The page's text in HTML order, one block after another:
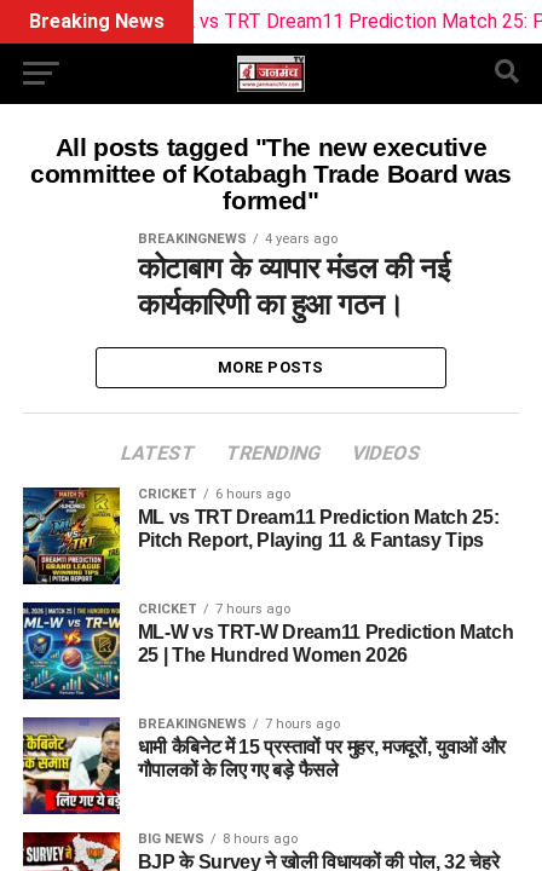
Breaking NewsML vs TRT Dream11 Prediction Match 25:
All posts tagged "The new executive
committee of Kotabagh Trade Board was
formed"
BREAKINGNEWS 4 years ago
कोटाबाग के व्यापार मंडल की नई
कार्यकारिणी का हुआ गठन।
MORE POSTS
LATEST TRENDING VIDEOS
CRICKET 6 hours ago
ML vs TRT Dream11 Prediction Match 25:
Pitch Report, Playing 11 & Fantasy Tips
CRICKET 7 hours ago
ML-W vs TRT-W Dream11 Prediction Match
25 | The Hundred Women 2026
BREAKINGNEWS 7 hours ago
धामी कैबिनेट में 15 प्रस्तावों पर मुहर, मजदूरों, युवाओं और
गौपालकों के लिए गए बड़े फैसले
BIG NEWS 8 hours ago
BJP के Survey ने खोली विधायकों की पोल, 32 चेहरे